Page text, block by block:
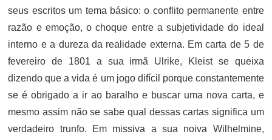
seus escritos um tema básico: o conflito permanente entre
razão e emoção, o choque entre a subjetividade do ideal
interno e a dureza da realidade externa. Em carta de 5 de
fevereiro de 1801 a sua irmã Ulrike, Kleist se queixa
dizendo que a vida é um jogo difícil porque constantemente
se é obrigado a ir ao baralho e buscar uma nova carta, e
mesmo assim não se sabe qual dessas cartas significa um
verdadeiro trunfo. Em missiva a sua noiva Wilhelmine,